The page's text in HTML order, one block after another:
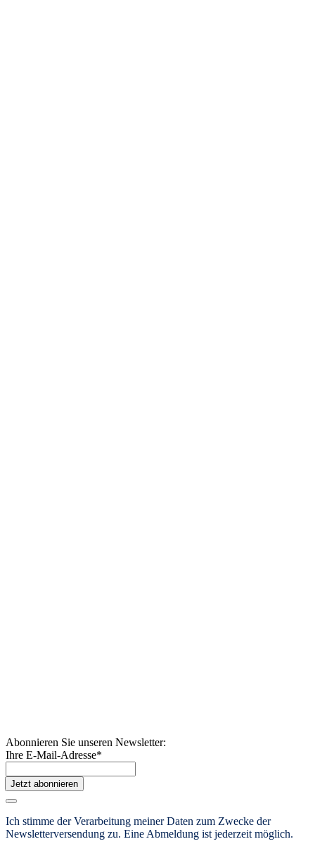
Abonnieren Sie unseren Newsletter:
Ihre E-Mail-Adresse*
Jetzt abonnieren
Ich stimme der Verarbeitung meiner Daten zum Zwecke der
Newsletterversendung zu. Eine Abmeldung ist jederzeit möglich.